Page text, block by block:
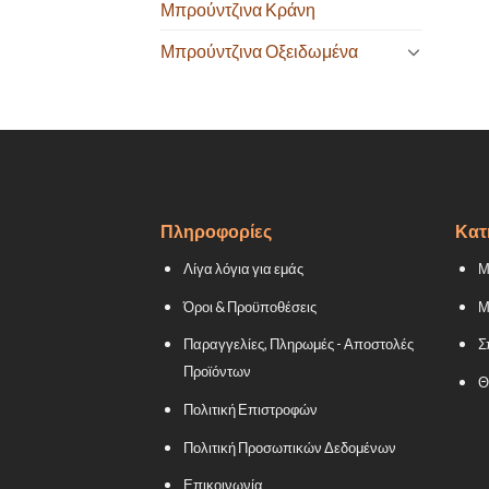
Μπρούντζινα Κράνη
Μπρούντζινα Οξειδωμένα
Πληροφορίες
Λίγα λόγια για εμάς
Όροι & Προϋποθέσεις
Παραγγελίες, Πληρωμές - Αποστολές
Προϊόντων
Πολιτική Επιστροφών
Πολιτική Προσωπικών Δεδομένων
Επικοινωνία